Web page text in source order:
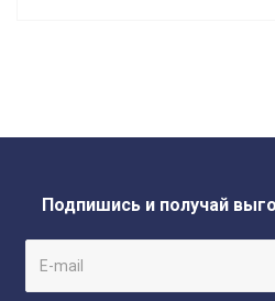
Подпишись и получай